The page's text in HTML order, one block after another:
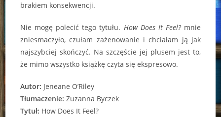
brakiem konsekwencji.
Nie mogę polecić tego tytułu. How Does It Feel?mnie
zniesmaczyło, czułam zażenowanie i chciałam ją jak
najszybciej skończyć. Na szczęście jej plusem jest to,
że mimo wszystko książkę czyta się ekspresowo.
Autor: Jeneane O’Riley
Tłumaczenie: Zuzanna Byczek
Tytuł: How Does It Feel?